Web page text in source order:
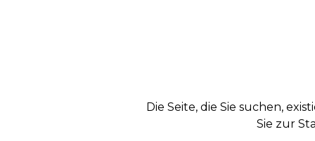
Die Seite, die Sie suchen,
Sie zur